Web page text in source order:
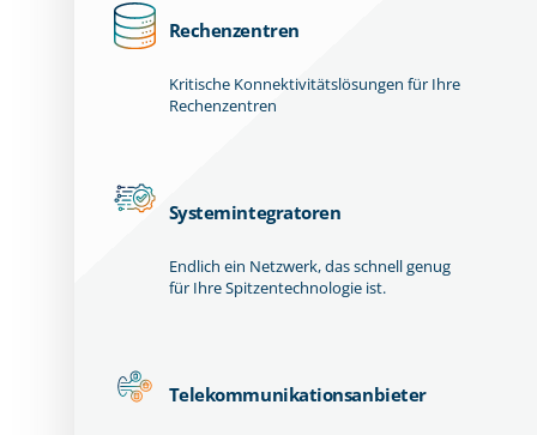
Rechenzentren
Kritische Konnektivitätslösungen für Ihre
Rechenzentren
Systemintegratoren
Endlich ein Netzwerk, das schnell genug
für Ihre Spitzentechnologie ist.
Telekommunikationsanbieter